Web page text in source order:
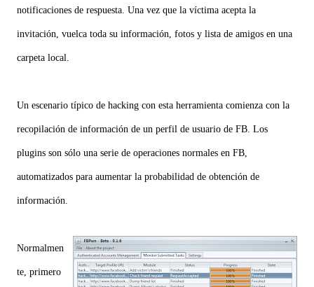
notificaciones de respuesta. Una vez que la víctima acepta la
invitación, vuelca toda su información, fotos y lista de amigos en una
carpeta local.
Un escenario típico de hacking con esta herramienta comienza con la
recopilación de información de un perfil de usuario de FB. Los
plugins son sólo una serie de operaciones normales en FB,
automatizados para aumentar la probabilidad de obtención de
información.
Normalmen
te, primero